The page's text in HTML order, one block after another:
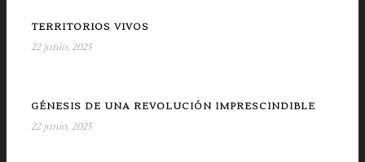
TERRITORIOS VIVOS
22 junio, 2025
GÉNESIS DE UNA REVOLUCIÓN IMPRESCINDIBLE
22 junio, 2025